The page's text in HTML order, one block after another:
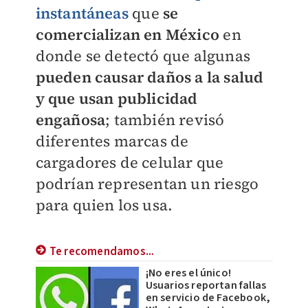
instantáneasque se
comercializan en México en
donde se detectó que algunas
pueden causar daños a la salud
y que usan publicidad
engañosa; también revisó
diferentes marcas de
cargadores de celular que
podrían representan un riesgo
para quien los usa.
Te recomendamos...
¡No eres el único!
Usuarios reportan fallas
en servicio de Facebook,